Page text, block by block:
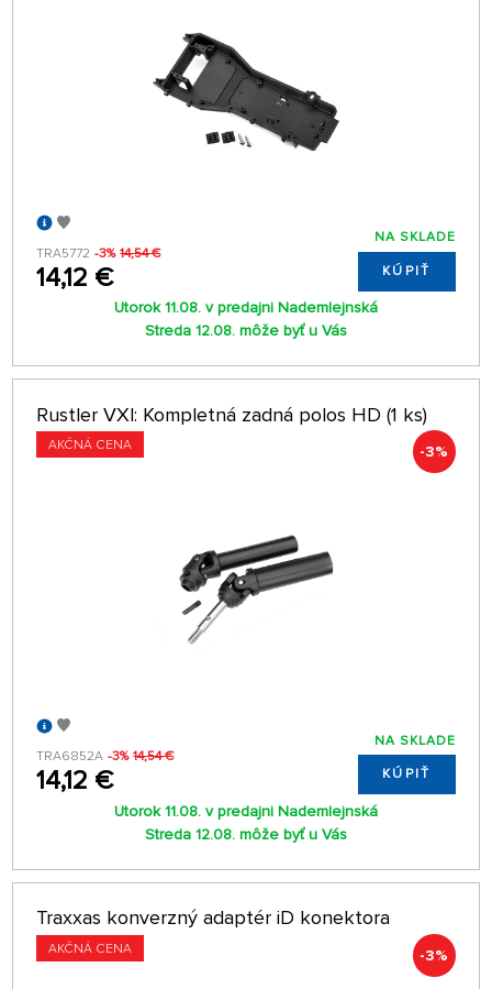
TRA5772 -3% 14,54 €
14,12 €
NA SKLADE
KÚPIŤ
Utorok 11.08. v predajni Nademlejnská
Streda 12.08. môže byť u Vás
Rustler VXl: Kompletná zadná polos HD (1 ks)
AKČNÁ CENA -3%
TRA6852A -3% 14,54 €
14,12 €
NA SKLADE
KÚPIŤ
Utorok 11.08. v predajni Nademlejnská
Streda 12.08. môže byť u Vás
Traxxas konverzný adaptér iD konektora
AKČNÁ CENA -3%